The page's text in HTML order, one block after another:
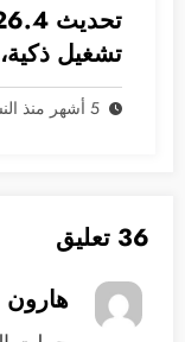
تشغيل
في انتظار
5 أشهر منذ النشر
36 تعليق
هارون